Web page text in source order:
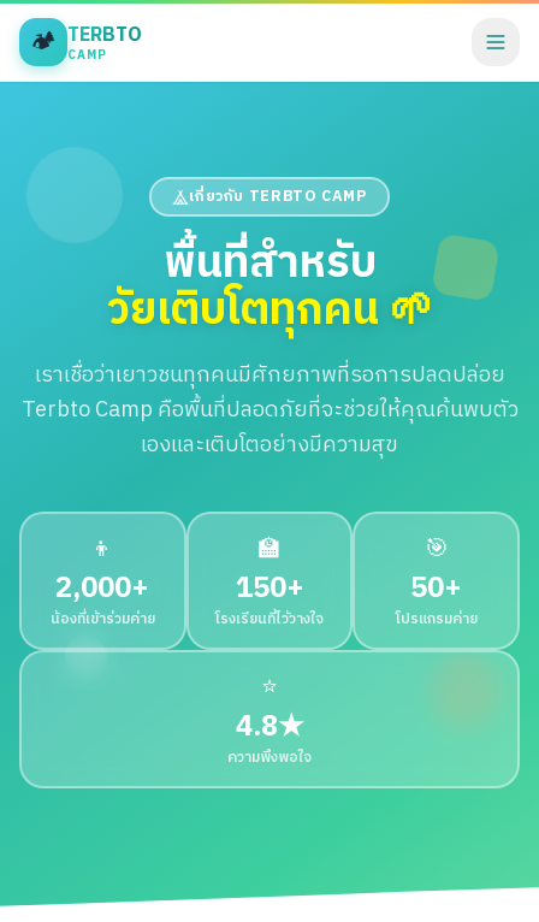
🏕️ TERBTO
CAMP
เกี่ยวกับ TERBTO CAMP
พื้นที่สำหรับ
วัยเติบโตทุกคน 🌱
เราเชื่อว่าเยาวชนทุกคนมีศักยภาพที่รอการปลดปล่อย
Terbto Camp คือพื้นที่ปลอดภัยที่จะช่วยให้คุณค้นพบตัว
เองและเติบโตอย่างมีความสุข
👦
2,000+
น้องที่เข้าร่วมค่าย
🏫
150+
โรงเรียนที่ไว้วางใจ
🎯
50+
โปรแกรมค่าย
⭐
4.8★
ความพึงพอใจ